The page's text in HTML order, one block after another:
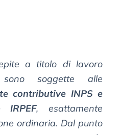
a titolo di lavoro
sono soggette alle
contributive INPS e
IRPEF, esattamente
ordinaria. Dal punto